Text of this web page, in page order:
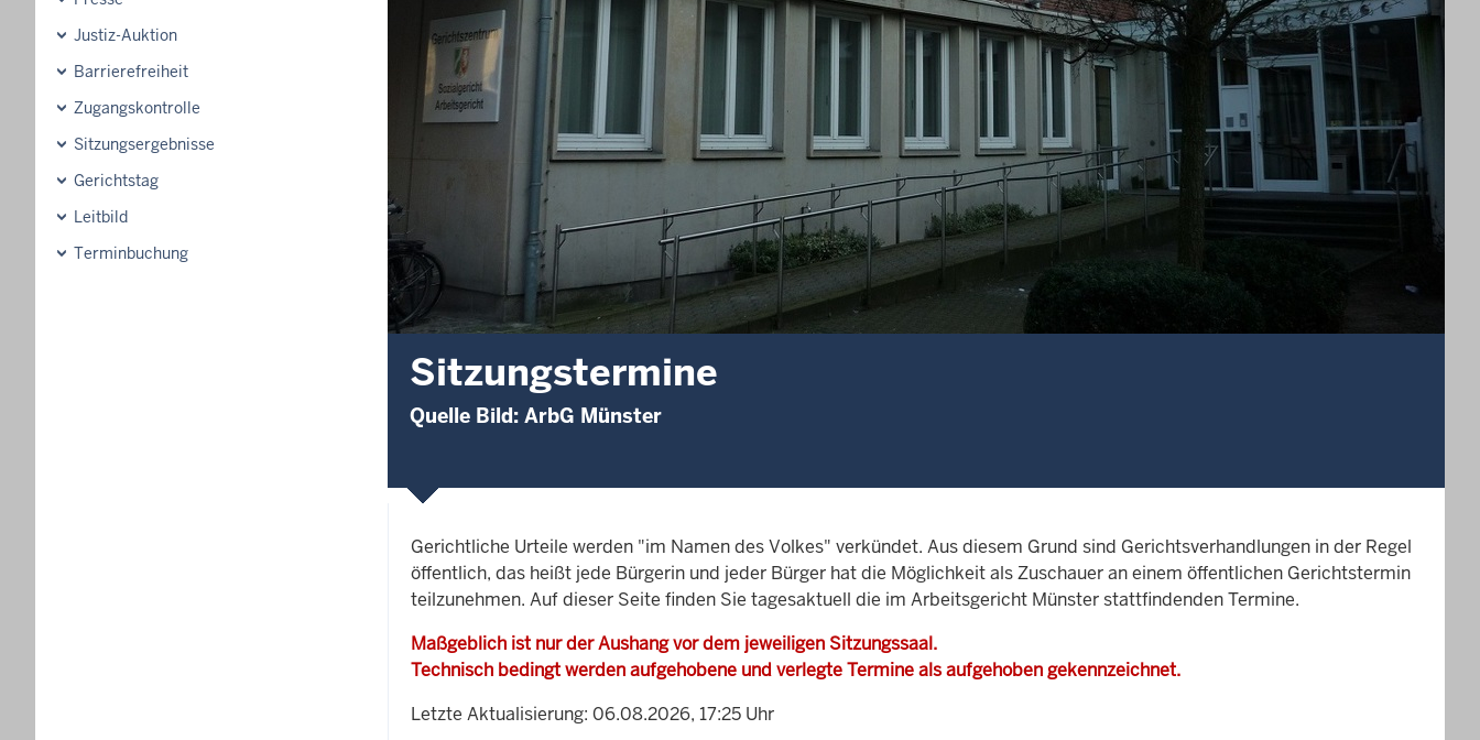
Justiz-Auktion
Barrierefreiheit
Zugangskontrolle
Sitzungsergebnisse
Gerichtstag
Leitbild
Terminbuchung
Sitzungstermine
Quelle Bild: ArbG Münster
Gerichtliche Urteile werden "im Namen des Volkes" verkündet. Aus diesem Grund sind Gerichtsverhandlungen in der Regel
öffentlich, das heißt jede Bürgerin und jeder Bürger hat die Möglichkeit als Zuschauer an einem öffentlichen Gerichtstermin
teilzunehmen. Auf dieser Seite finden Sie tagesaktuell die im Arbeitsgericht Münster stattfindenden Termine.
Maßgeblich ist nur der Aushang vor dem jeweiligen Sitzungssaal.
Technisch bedingt werden aufgehobene und verlegte Termine als aufgehoben gekennzeichnet.
Letzte Aktualisierung: 06.08.2026, 17:25 Uhr